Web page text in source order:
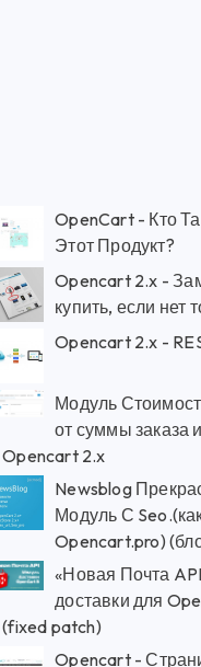
OpenCart - Кто
Этот Продукт?
Opencart 2.x -
купить, если нет
Opencart 2.x -
Модуль
от суммы заказа
Opencart 2.x
Newsblog
Модуль С
Opencart.pro)
«Новая Почта
доставки для
(fixed patch)
Opencart -